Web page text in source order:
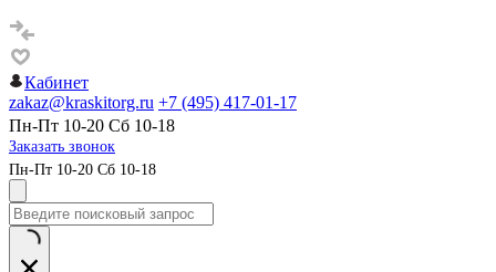
Кабинет
zakaz@kraskitorg.ru +7 (495) 417-01-17
Пн-Пт 10-20 Сб 10-18
Заказать звонок
Пн-Пт 10-20 Сб 10-18